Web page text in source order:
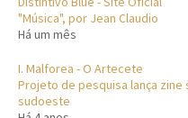
"Música", por Jean Claudio
Há um mês
I. Malforea - O Artecete
Projeto de pesquisa lança
sudoeste